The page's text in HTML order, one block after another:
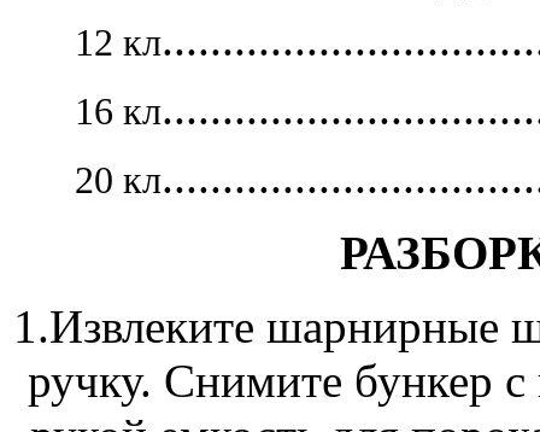
12 кл
16 кл
20 кл
1.Извлеките шарнирные
ручку. Снимите бункер